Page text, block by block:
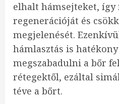
elhalt hámsejteket, így
regenerációját és
megjelenését.
hámlasztás is
megszabadulni a bőr
rétegektől, ezáltal
téve a bőrt.